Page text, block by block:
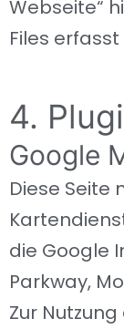
Webseite“
Files
4.
Google
Diese Seite
die Google
Parkway,
Zur